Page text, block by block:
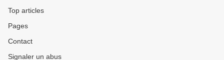
Top articles
Pages
Contact
Signaler un abus